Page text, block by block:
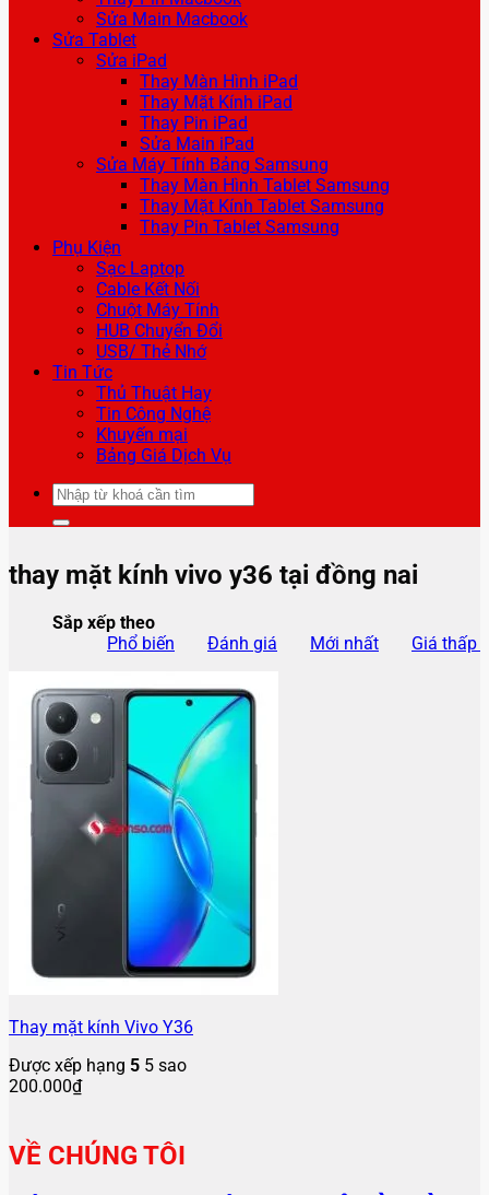
Sửa Main Macbook
Sửa Tablet
Sửa iPad
Thay Màn Hình iPad
Thay Mặt Kính iPad
Thay Pin iPad
Sửa Main iPad
Sửa Máy Tính Bảng Samsung
Thay Màn Hình Tablet Samsung
Thay Mặt Kính Tablet Samsung
Thay Pin Tablet Samsung
Phụ Kiện
Sạc Laptop
Cable Kết Nối
Chuột Máy Tính
HUB Chuyển Đổi
USB/ Thẻ Nhớ
Tin Tức
Thủ Thuật Hay
Tin Công Nghệ
Khuyến mại
Bảng Giá Dịch Vụ
Tìm
kiếm:
thay mặt kính vivo y36 tại đồng nai
Sắp xếp theo
Phổ biến
Đánh giá Mới nhất Giá thấp
Thay mặt kính Vivo Y36
Được xếp hạng 5 5 sao
200.000₫
VỀ CHÚNG TÔI